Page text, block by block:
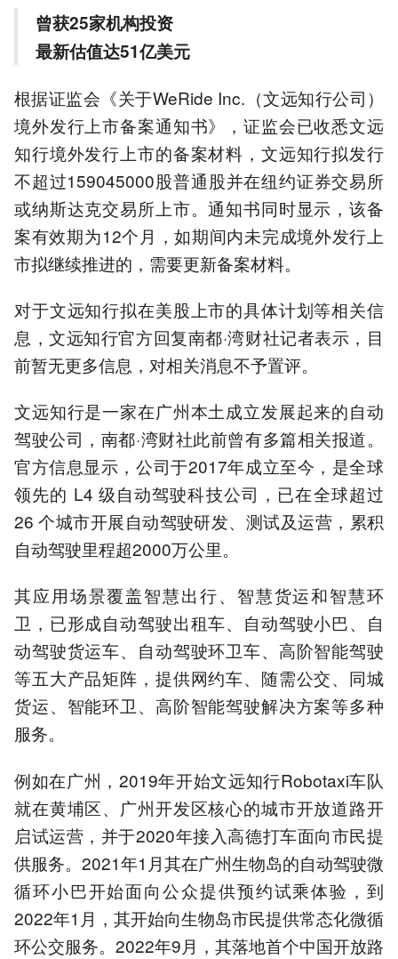
曾获25家机构投资
最新估值达51亿美元
根据证监会《关于WeRide Inc.（文远知行公司）
境外发行上市备案通知书》，证监会已收悉文远
知行境外发行上市的备案材料，文远知行拟发行
不超过159045000股普通股并在纽约证券交易所
或纳斯达克交易所上市。通知书同时显示，该备
案有效期为12个月，如期间内未完成境外发行上
市拟继续推进的，需要更新备案材料。
对于文远知行拟在美股上市的具体计划等相关信
息，文远知行官方回复南都·湾财社记者表示，目
前暂无更多信息，对相关消息不予置评。
文远知行是一家在广州本土成立发展起来的自动
驾驶公司，南都·湾财社此前曾有多篇相关报道。
官方信息显示，公司于2017年成立至今，是全球
领先的 L4 级自动驾驶科技公司，已在全球超过
26 个城市开展自动驾驶研发、测试及运营，累积
自动驾驶里程超2000万公里。
其应用场景覆盖智慧出行、智慧货运和智慧环
卫，已形成自动驾驶出租车、自动驾驶小巴、自
动驾驶货运车、自动驾驶环卫车、高阶智能驾驶
等五大产品矩阵，提供网约车、随需公交、同城
货运、智能环卫、高阶智能驾驶解决方案等多种
服务。
例如在广州，2019年开始文远知行Robotaxi车队
就在黄埔区、广州开发区核心的城市开放道路开
启试运营，并于2020年接入高德打车面向市民提
供服务。2021年1月其在广州生物岛的自动驾驶微
循环小巴开始面向公众提供预约试乘体验，到
2022年1月，其开始向生物岛市民提供常态化微循
环公交服务。2022年9月，其落地首个中国开放路